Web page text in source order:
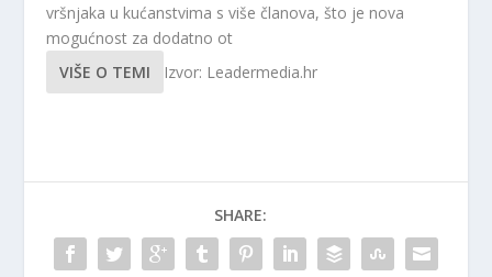
vršnjaka u kućanstvima s više članova, što je nova
mogućnost za dodatno ot
VIŠE O TEMI
Izvor: Leadermedia.hr
SHARE: